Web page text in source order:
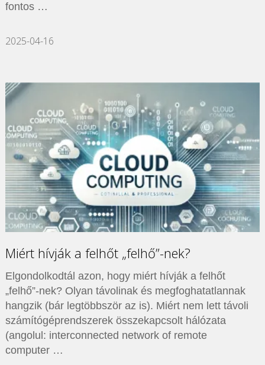
fontos …
2025-04-16
Miért hívják a felhőt „felhő”-nek?
Elgondolkodtál azon, hogy miért hívják a felhőt
„felhő”-nek? Olyan távolinak és megfoghatatlannak
hangzik (bár legtöbbször az is). Miért nem lett távoli
számítógéprendszerek összekapcsolt hálózata
(angolul: interconnected network of remote
computer …